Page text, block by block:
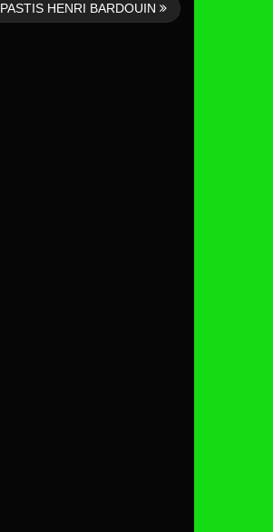
PASTIS HENRI BARDOUIN